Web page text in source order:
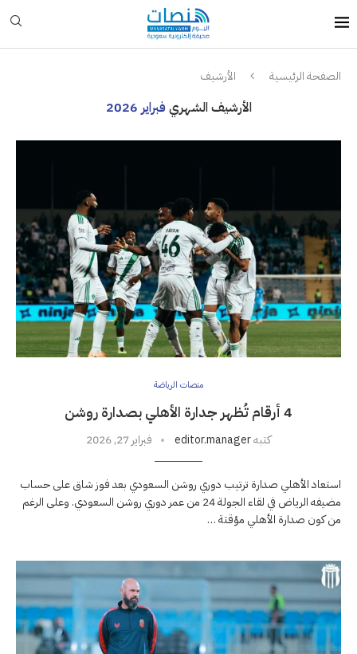
الصفحة الرئيسية الأرشيف
الأرشيف الشهري فبراير 2026
منصات الرياضة
4 أرقام تُظهر جدارة الأهلي بصدارة روشن
كتبهeditor.manager فبراير 27, 2026
استعاد الأهلي صدارة ترتيب دوري روشن السعودي بعد فوز شاق على حساب
مضيفه الرياض في لقاء الجولة 24 من عمر دوري روشن السعودي. وعلى الرغم
من كون صدارة الأهلي مؤقتة …